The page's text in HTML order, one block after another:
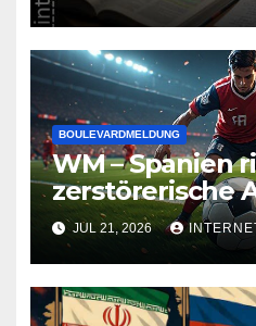
BOULEVARDMELDUNG
WM – Spanien
zerstörerische
nieder
JUL 21, 2026